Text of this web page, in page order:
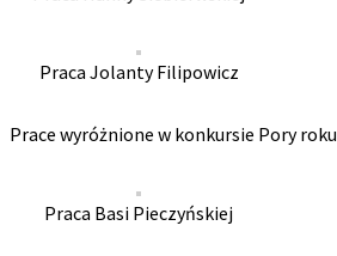
Praca Jolanty Filipowicz
Prace wyróżnione w konkursie Pory roku
Praca Basi Pieczyńskiej